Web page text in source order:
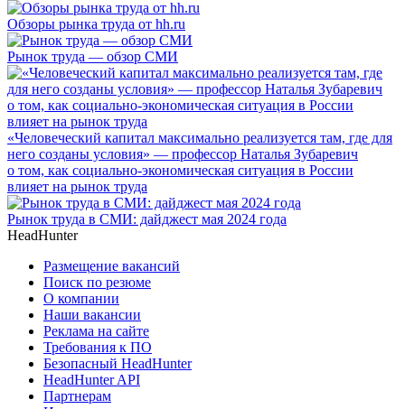
Обзоры рынка труда от hh.ru
Рынок труда — обзор СМИ
«Человеческий капитал максимально реализуется там, где для
него созданы условия» — профессор Наталья Зубаревич
о том, как социально-экономическая ситуация в России
влияет на рынок труда
Рынок труда в СМИ: дайджест мая 2024 года
HeadHunter
Размещение вакансий
Поиск по резюме
О компании
Наши вакансии
Реклама на сайте
Требования к ПО
Безопасный HeadHunter
HeadHunter API
Партнерам